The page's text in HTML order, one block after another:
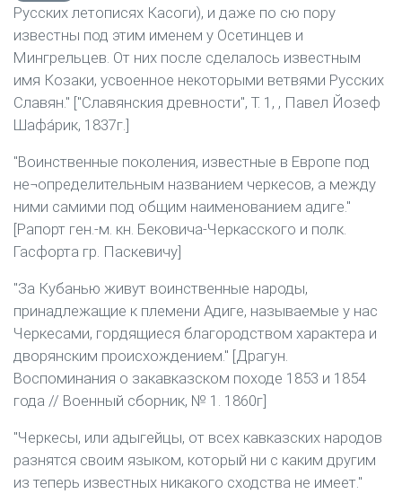
Русских летописях Касоги), и даже по сю пору
известны под этим именем у Осетинцев и
Мингрельцев. От них после сделалось известным
имя Козаки, усвоенное некоторыми ветвями Русских
Славян." ["Славянския древности", Т. 1, , Павел Йозеф
Шафáрик, 1837г.]
"Воинственные поколения, известные в Европе под
не¬определительным названием черкесов, а между
ними самими под общим наименованием адиге."
[Рапорт ген.-м. кн. Бековича-Черкасского и полк.
Гасфорта гр. Паскевичу]
"За Кубанью живут воинственные народы,
принадлежащие к племени Адиге, называемые у нас
Черкесами, гордящиеся благородством характера и
дворянским происхождением." [Драгун.
Воспоминания о закавказском походе 1853 и 1854
года // Военный сборник, № 1. 1860г]
"Черкесы, или адыгейцы, от всех кавказских народов
разнятся своим языком, который ни с каким другим
из теперь известных никакого сходства не имеет."